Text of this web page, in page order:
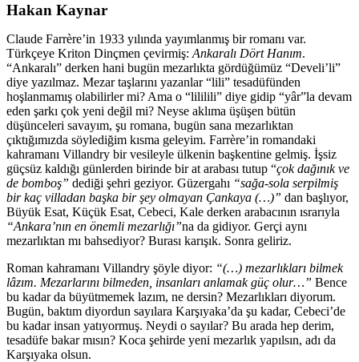
Hakan Kaynar
Claude Farrère’in 1933 yılında yayımlanmış bir romanı var.
Türkçeye Kriton Dinçmen çevirmiş: Ankaralı Dört Hanım.
“Ankaralı” derken hani bugün mezarlıkta gördüğümüz “Develi’li”
diye yazılmaz. Mezar taşlarını yazanlar “lili” tesadüfünden
hoşlanmamış olabilirler mi? Ama o “lililili” diye gidip “yâr”la devam
eden şarkı çok yeni değil mi? Neyse aklıma üşüşen bütün
düşünceleri savayım, şu romana, bugün sana mezarlıktan
çıktığımızda söylediğim kısma geleyim. Farrère’in romandaki
kahramanı Villandry bir vesileyle ülkenin başkentine gelmiş. İşsiz
güçsüz kaldığı günlerden birinde bir at arabası tutup “çok dağınık ve
de bomboş” dediği şehri geziyor. Güzergahı “sağa-sola serpilmiş
bir kaç villadan başka bir şey olmayan Çankaya (…)” dan başlıyor,
Büyük Esat, Küçük Esat, Cebeci, Kale derken arabacının ısrarıyla
“Ankara’nın en önemli mezarlığı”na da gidiyor. Gerçi aynı
mezarlıktan mı bahsediyor? Burası karışık. Sonra geliriz.
Roman kahramanı Villandry şöyle diyor: “(…) mezarlıkları bilmek
lâzım. Mezarlarını bilmeden, insanları anlamak güç olur…” Bence
bu kadar da büyütmemek lazım, ne dersin? Mezarlıkları diyorum.
Bugün, baktım diyordun sayılara Karşıyaka’da şu kadar, Cebeci’de
bu kadar insan yatıyormuş. Neydi o sayılar? Bu arada hep derim,
tesadüfe bakar mısın? Koca şehirde yeni mezarlık yapılsın, adı da
Karşıyaka olsun.